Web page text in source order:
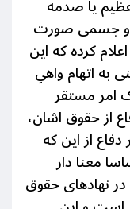
یا صدمه
و جسمی صورت
کرده که این
به اتهام واهیِ
امر مستقر
از حقوق اشان،
از این که
معنا دار
نهادهای حقوق